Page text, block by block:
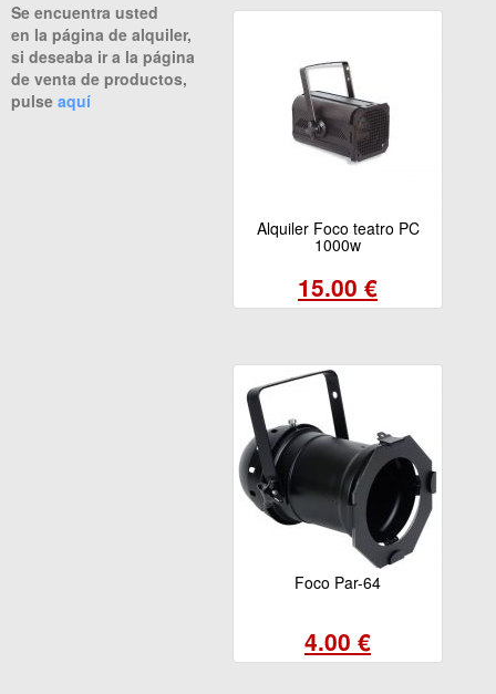
Se encuentra usted
en la página de alquiler,
si deseaba ir a la página
de venta de productos,
pulse aquí
Alquiler Foco teatro PC
1000w
15.00 €
Foco Par-64
4.00 €